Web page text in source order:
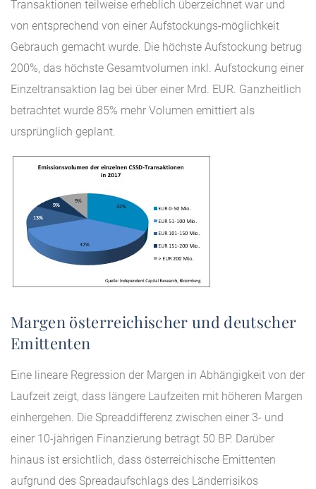
Transaktionen teilweise erheblich überzeichnet war und
von entsprechend von einer Aufstockungs-möglichkeit
Gebrauch gemacht wurde. Die höchste Aufstockung betrug
200%, das höchste Gesamtvolumen inkl. Aufstockung einer
Einzeltransaktion lag bei über einer Mrd. EUR. Ganzheitlich
betrachtet wurde 85% mehr Volumen emittiert als
ursprünglich geplant.
Margen österreichischer und deutscher
Emittenten
Eine lineare Regression der Margen in Abhängigkeit von der
Laufzeit zeigt, dass längere Laufzeiten mit höheren Margen
einhergehen. Die Spreaddifferenz zwischen einer 3- und
einer 10-jährigen Finanzierung beträgt 50 BP. Darüber
hinaus ist ersichtlich, dass österreichische Emittenten
aufgrund des Spreadaufschlags des Länderrisikos